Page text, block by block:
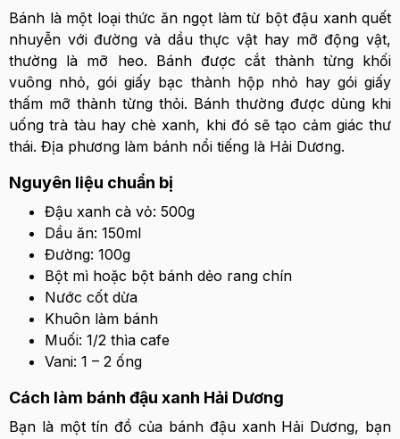
Bánh là một loại thức ăn ngọt làm từ bột đậu xanh quết
nhuyễn với đường và dầu thực vật hay mỡ động vật,
thường là mỡ heo. Bánh được cắt thành từng khối
vuông nhỏ, gói giấy bạc thành hộp nhỏ hay gói giấy
thấm mỡ thành từng thỏi. Bánh thường được dùng khi
uống trà tàu hay chè xanh, khi đó sẽ tạo cảm giác thư
thái. Địa phương làm bánh nổi tiếng là Hải Dương.
Nguyên liệu chuẩn bị
Đậu xanh cà vỏ: 500g
Dầu ăn: 150ml
Đường: 100g
Bột mì hoặc bột bánh dẻo rang chín
Nước cốt dừa
Khuôn làm bánh
Muối: 1/2 thìa cafe
Vani: 1 – 2 ống
Cách làm bánh đậu xanh Hải Dương
Bạn là một tín đồ của bánh đậu xanh Hải Dương, bạn